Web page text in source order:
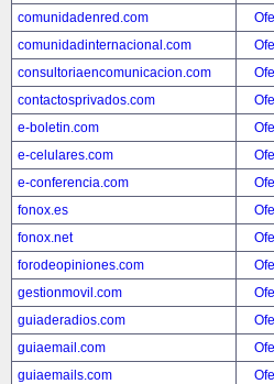
comunidadenred.com
comunidadinternacional.com
consultoriaencomunicacion.com
contactosprivados.com
e-boletin.com
e-celulares.com
e-conferencia.com
fonox.es
fonox.net
forodeopiniones.com
gestionmovil.com
guiaderadios.com
guiaemail.com
guiaemails.com